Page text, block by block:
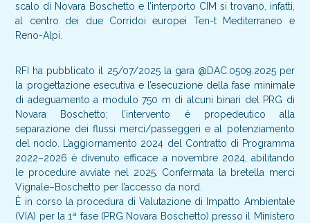
scalo di Novara Boschetto e l’interporto CIM si trovano, infatti,
al centro dei due Corridoi europei Ten-t Mediterraneo e
Reno-Alpi.
RFI ha pubblicato il 25/07/2025 la gara @DAC.0509.2025 per
la progettazione esecutiva e l’esecuzione della fase minimale
di adeguamento a modulo 750 m di alcuni binari del PRG di
Novara Boschetto; l’intervento è propedeutico alla
separazione dei flussi merci/passeggeri e al potenziamento
del nodo. L’aggiornamento 2024 del Contratto di Programma
2022–2026 è divenuto efficace a novembre 2024, abilitando
le procedure avviate nel 2025. Confermata la bretella merci
Vignale–Boschetto per l’accesso da nord.
È in corso la procedura di Valutazione di Impatto Ambientale
(VIA) per la 1ª fase (PRG Novara Boschetto) presso il Ministero